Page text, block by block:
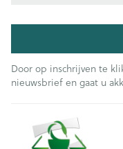
Door op inschrijven te
nieuwsbrief en gaat u